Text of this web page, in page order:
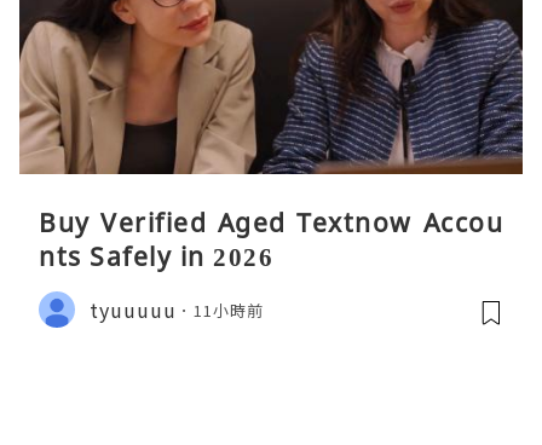
Buy Verified Aged Textnow Accou
nts Safely in 2026
tyuuuuu 11小時前